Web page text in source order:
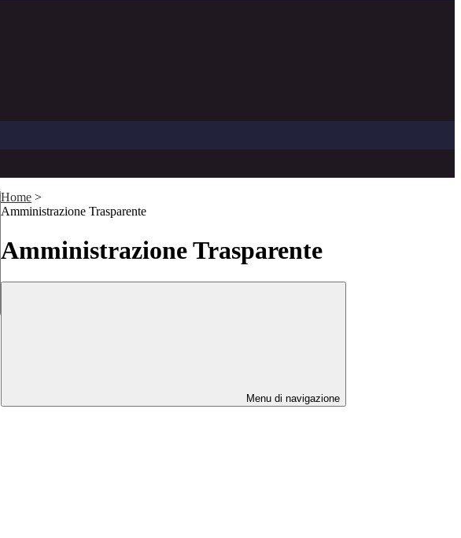
Home >
Amministrazione Trasparente
Amministrazione Trasparente
Menu di navigazione